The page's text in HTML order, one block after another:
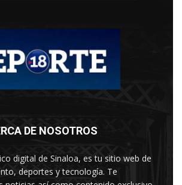
DE NOSOTROS
digital de Sinaloa, es tu sitio web de
deportes y tecnología. Te